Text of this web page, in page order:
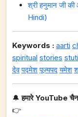
श्री हनुमान जी
Hindi)
Keywords : aarti
spiritual stories stuti
देव पद्मेश पूज्यपद यमेश
🔔हमारे YouTube
👉